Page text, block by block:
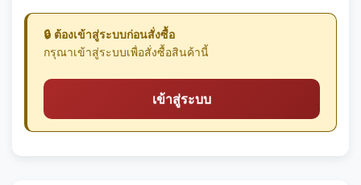
🔒 ต้องเข้าสู่ระบบก่อนสั่งซื้อ
กรุณาเข้าสู่ระบบเพื่อสั่งซื้อสินค้านี้
เข้าสู่ระบบ